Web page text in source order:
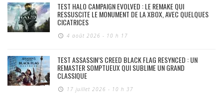
TEST HALO CAMPAIGN EVOLVED : LE REMAKE QUI
RESSUSCITE LE MONUMENT DE LA XBOX, AVEC QUELQUES
CICATRICES
4 août 2026 - 10 h 17
TEST ASSASSIN’S CREED BLACK FLAG RESYNCED : UN
REMASTER SOMPTUEUX QUI SUBLIME UN GRAND
CLASSIQUE
17 juillet 2026 - 10 h 37